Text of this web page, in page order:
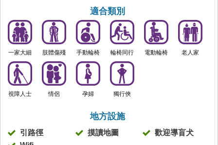
適合類別
一家大細 肢體傷殘 手動輪椅 輪椅同行 電動輪椅 老人家
視障人士 情侶 孕婦 獨行俠
地方設施
引路徑 摸讀地圖
歡迎導盲犬